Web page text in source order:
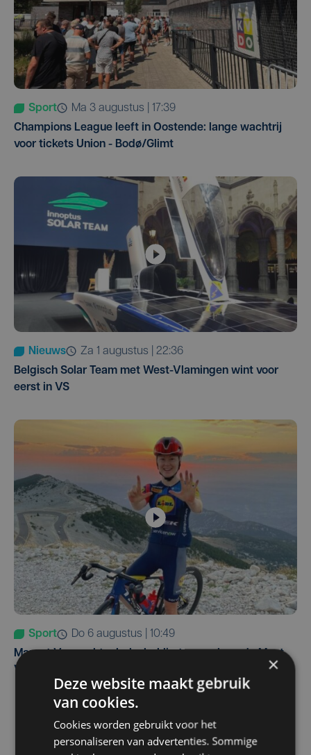
Sport
ma 3 augustus | 17:39
Champions League leeft in Oostende: lange wachtrij
voor tickets Union - Bodø/Glimt
Nieuws
za 1 augustus | 22:36
Belgisch Solar Team met West-Vlamingen wint voor
eerst in VS
Sport
do 6 augustus | 10:49
Margot Vanpachtenbeke beklimt zeven keer de Mont
Ventoux
×
Deze website maakt gebruik
van cookies.
Cookies worden gebruikt voor het
personaliseren van advertenties. Sommige